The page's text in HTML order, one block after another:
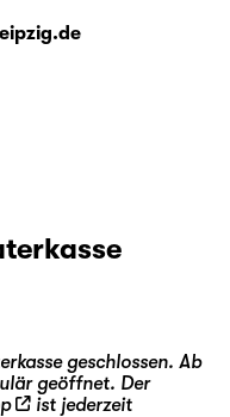
geschlossen. Ab
geöffnet. Der
ist jederzeit